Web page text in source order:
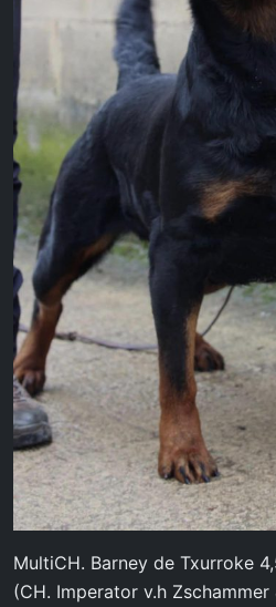
MultiCH. Barney de Txurroke
(CH. Imperator v.h